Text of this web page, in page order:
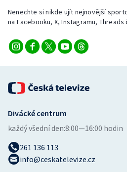
Veslování
Vodní slalom
Ostatní
Nenechte si nikde ujít nejnovější
na Facebooku, X, Instagramu,
Divácké centrum
každý všední den:8:00—16:00 hodin
261 136 113
info@ceskatelevize.cz